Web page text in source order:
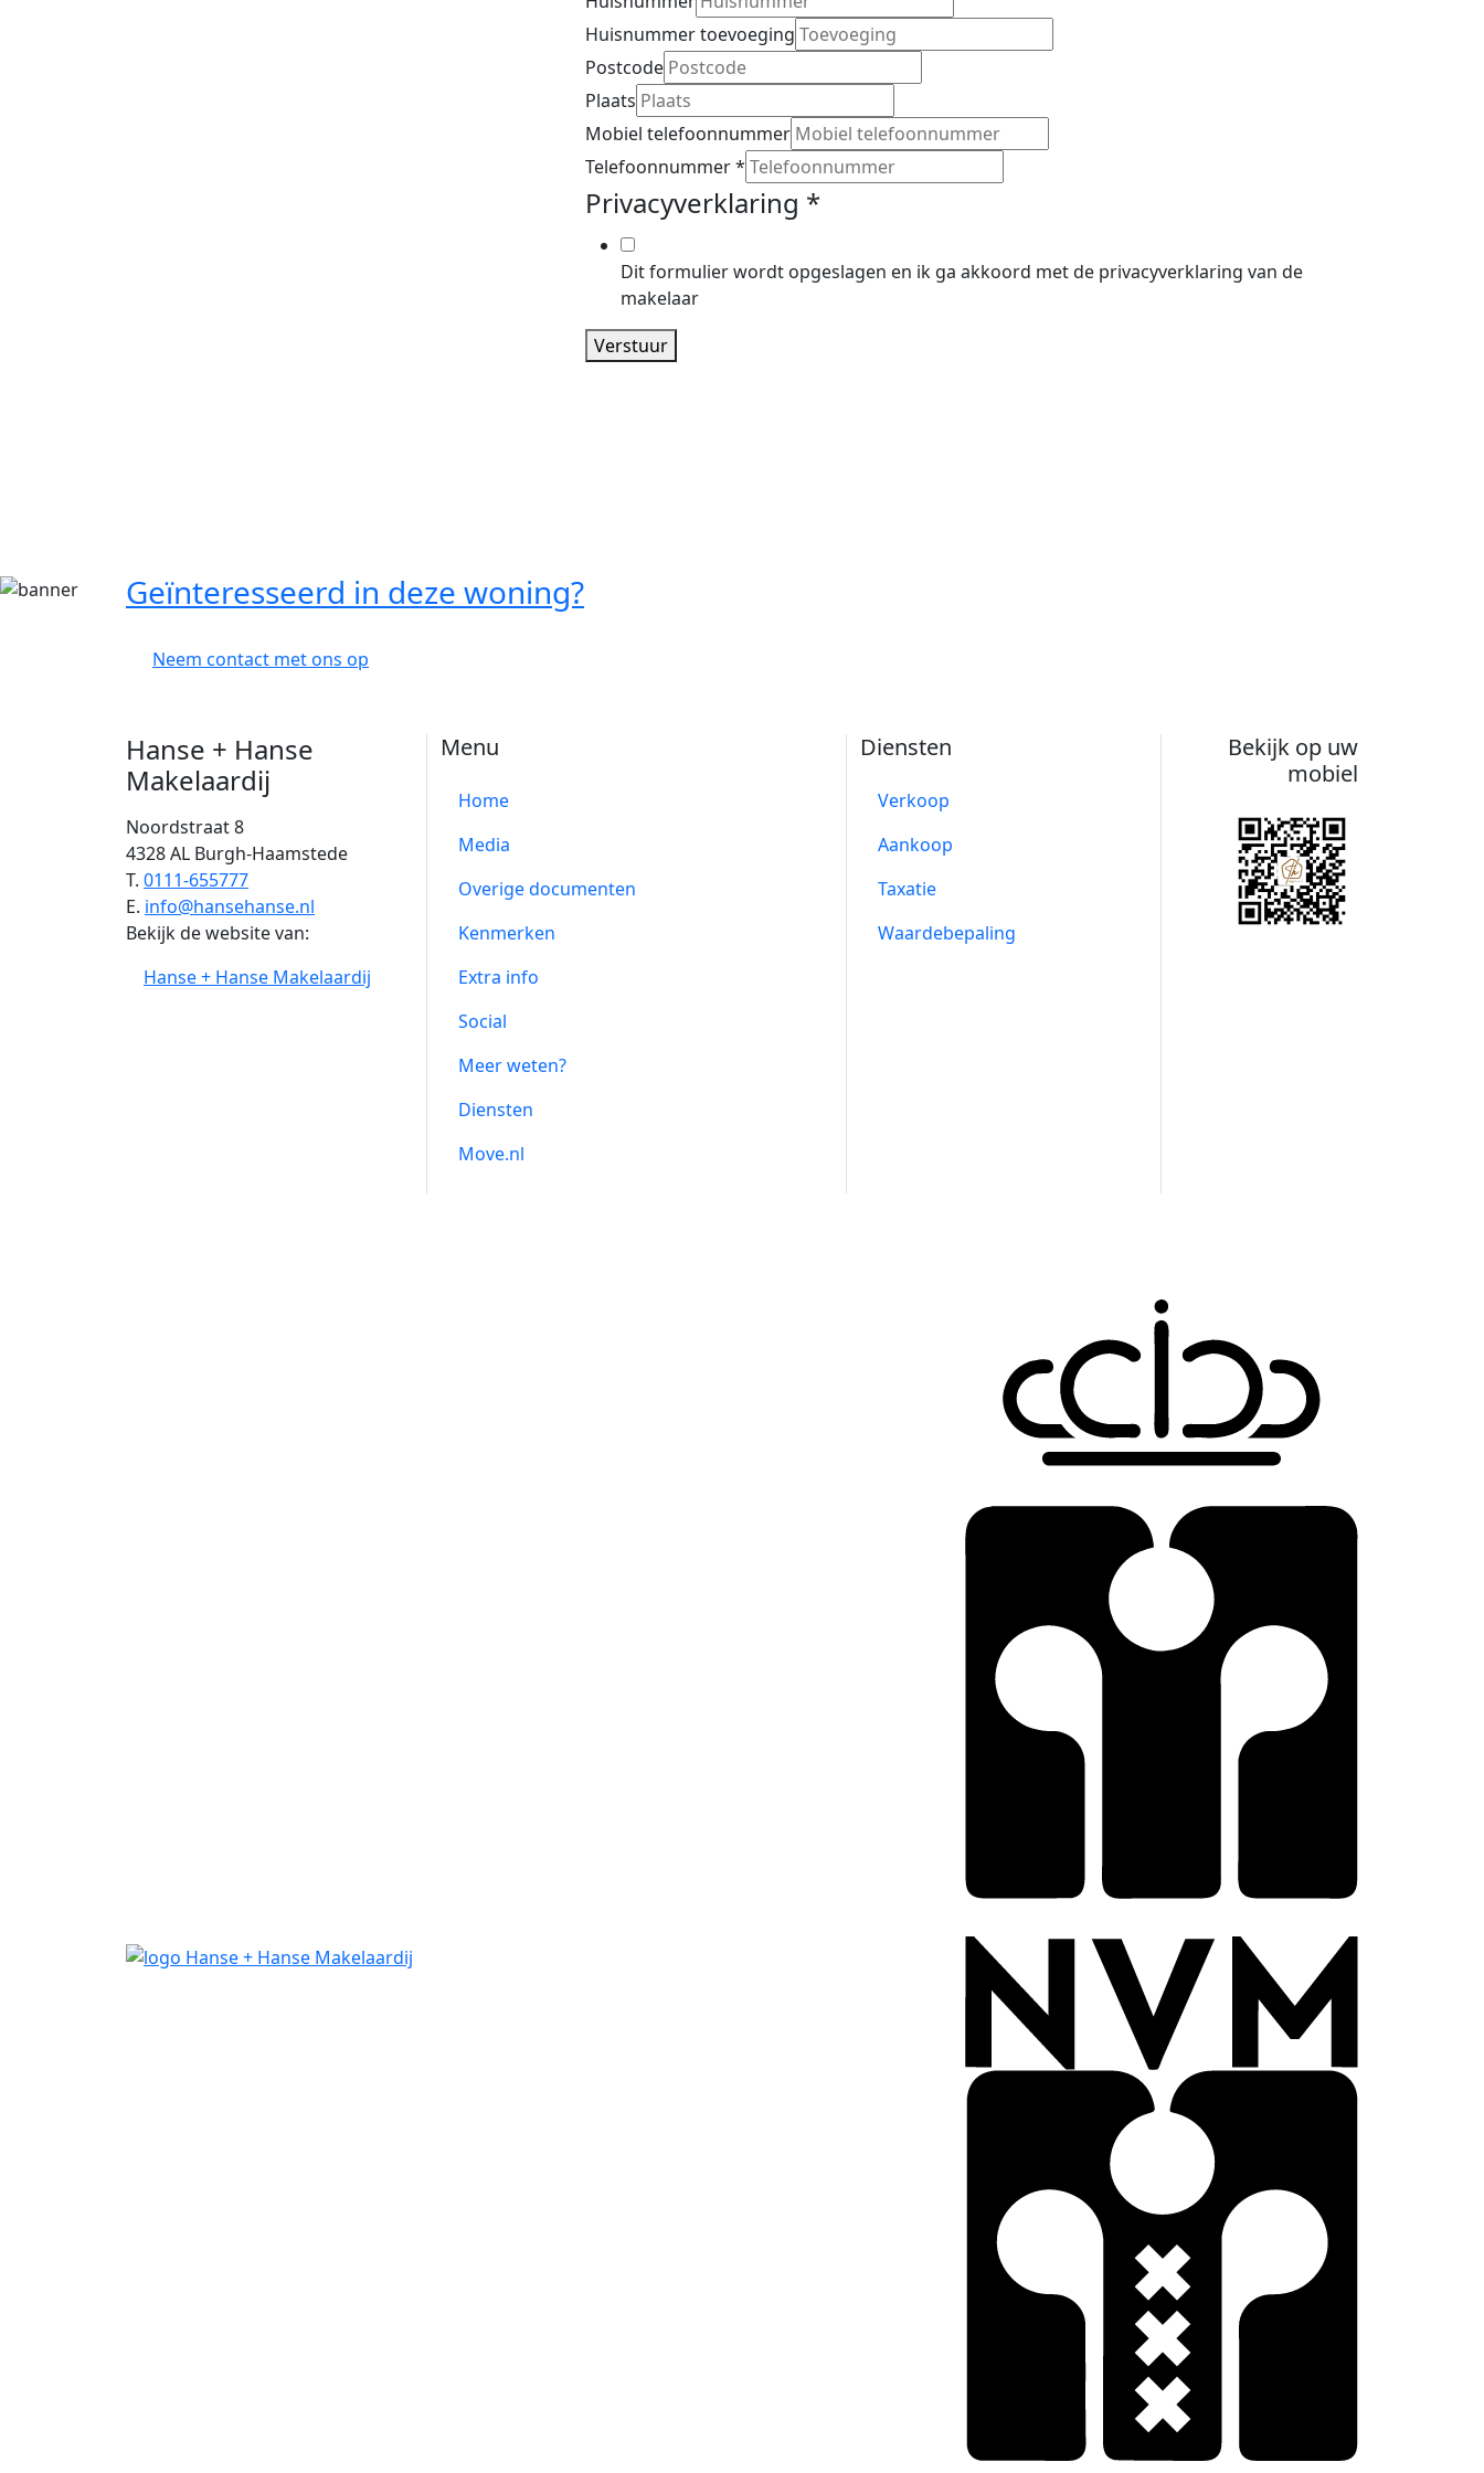
Huisnummer toevoeging
Postcode
Plaats
Mobiel telefoonnummer
Telefoonnummer*
Privacyverklaring *
Dit formulier wordt opgeslagen en ik ga akkoord met de privacyverklaring van de
makelaar
Verstuur
Geïnteresseerd in deze woning?
Neem contact met ons op
Hanse + Hanse
Makelaardij
Noordstraat 8
4328 AL Burgh-Haamstede
T. 0111-655777
E. info@hansehanse.nl
Bekijk de website van:
Hanse + Hanse Makelaardij
Menu
Home
Media
Overige documenten
Kenmerken
Extra info
Social
Meer weten?
Diensten
Move.nl
Diensten
Verkoop
Aankoop
Taxatie
Waardebepaling
Bekijk op uw
mobiel